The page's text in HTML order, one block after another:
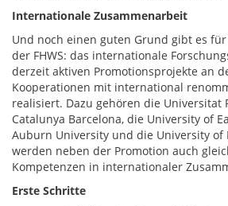
Internationale Zusammenarbeit
Und noch einen guten Grund gibt es
der FHWS: das internationale
derzeit aktiven Promotionsprojekte an
Kooperationen mit international
realisiert. Dazu gehören die Universitat
Catalunya Barcelona, die University of
Auburn University und die University of
werden neben der Promotion auch
Kompetenzen in internationaler
Erste Schritte